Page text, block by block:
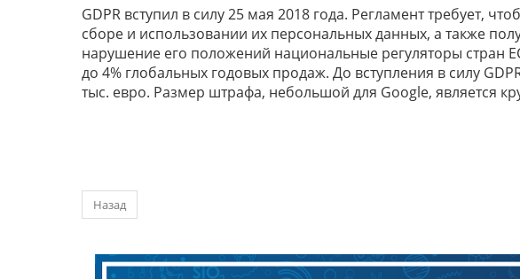
GDPR вступил в силу 25 мая 2018 года. Регламент требует,
сборе и использовании их персональных данных, а также
нарушение его положений национальные регуляторы стран
до 4% глобальных годовых продаж. До вступления в силу
тыс. евро. Размер штрафа, небольшой для Google, является
Назад